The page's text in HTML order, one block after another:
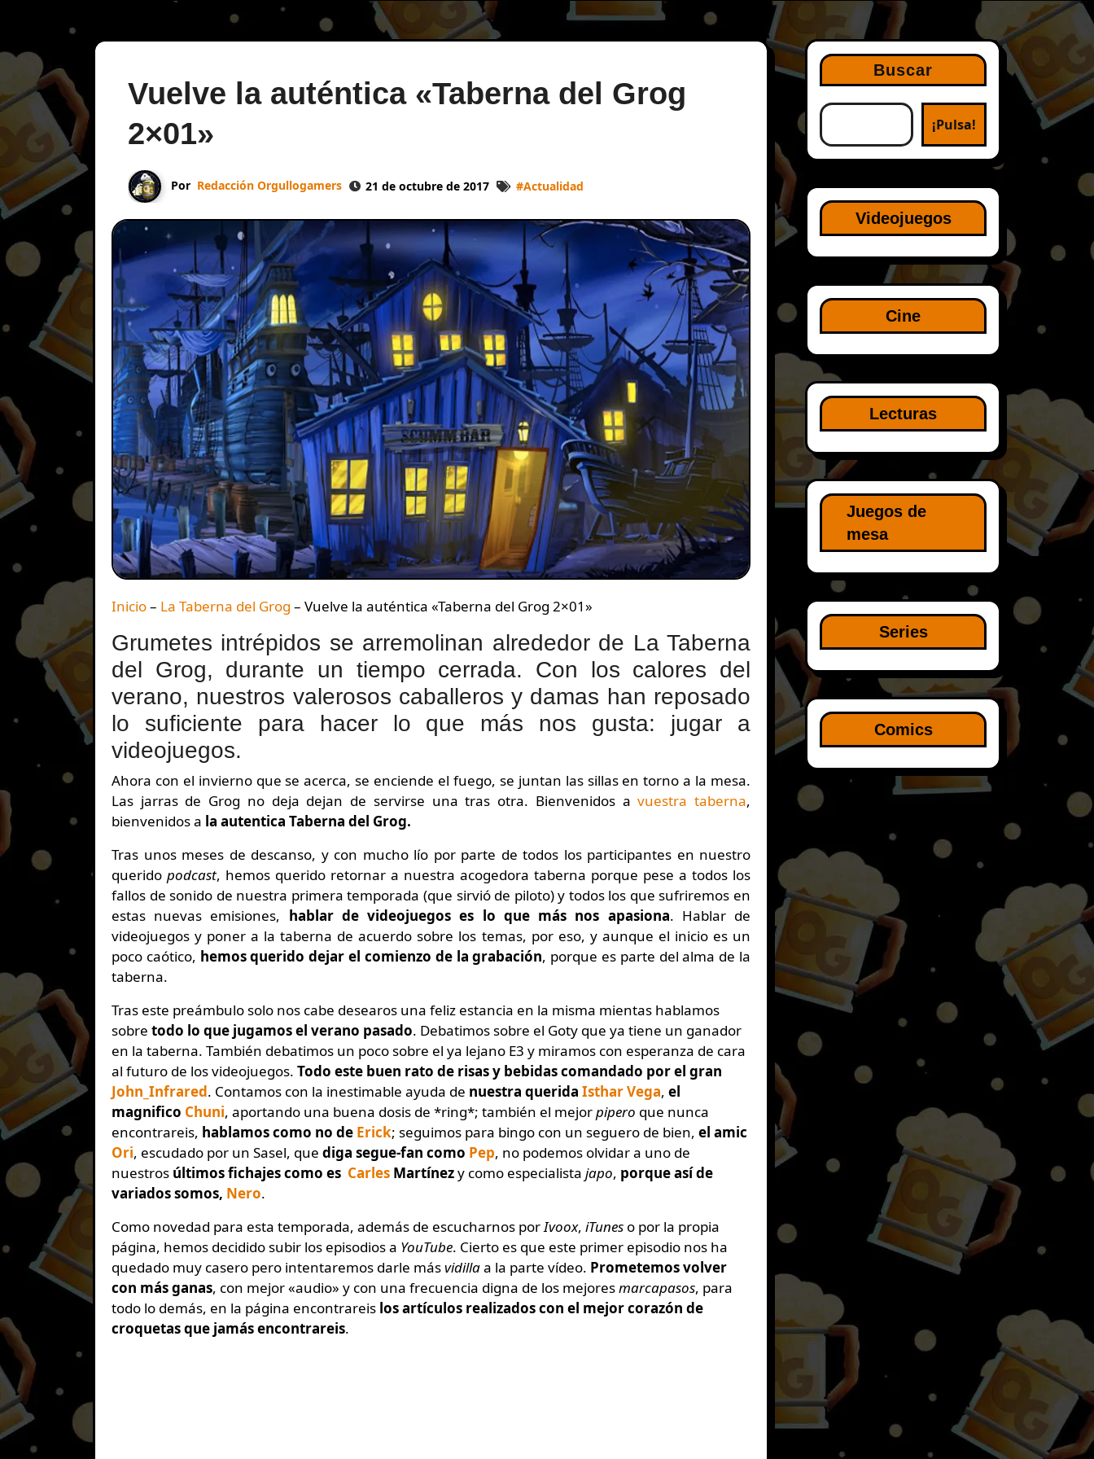
Vuelve la auténtica «Taberna del Grog
2×01»
Por Redacción Orgullogamers 21 de octubre de 2017 #Actualidad
Inicio– La Taberna del Grog – Vuelve la auténtica «Taberna del Grog 2×01»
Grumetes intrépidos se arremolinan alrededor de La Taberna
del Grog, durante un tiempo cerrada. Con los calores del
verano, nuestros valerosos caballeros y damas han reposado
lo suficiente para hacer lo que más nos gusta: jugar a
videojuegos.
Ahora con el invierno que se acerca, se enciende el fuego, se juntan las sillas en torno a la mesa.
Las jarras de Grog no deja dejan de servirse una tras otra. Bienvenidos avuestra taberna,
bienvenidos a la autentica Taberna del Grog.
Tras unos meses de descanso, y con mucho lío por parte de todos los participantes en nuestro
querido podcast, hemos querido retornar a nuestra acogedora taberna porque pese a todos los
fallos de sonido de nuestra primera temporada (que sirvió de piloto) y todos los que sufriremos en
estas nuevas emisiones, hablar de videojuegos es lo que más nos apasiona. Hablar de
videojuegos y poner a la taberna de acuerdo sobre los temas, por eso, y aunque el inicio es un
poco caótico, hemos querido dejar el comienzo de la grabación, porque es parte del alma de la
taberna.
Tras este preámbulo solo nos cabe desearos una feliz estancia en la misma mientas hablamos
sobre todo lo que jugamos el verano pasado. Debatimos sobre el Goty que ya tiene un ganador
en la taberna. También debatimos un poco sobre el ya lejano E3 y miramos con esperanza de cara
al futuro de los videojuegos. Todo este buen rato de risas y bebidas comandado por el gran
John_Infrared. Contamos con la inestimable ayuda de nuestra querida Isthar Vega, el
magnifico Chuni, aportando una buena dosis de *ring*; también el mejorpipero que nunca
encontrareis, hablamos como no de Erick; seguimos para bingo con un seguero de bien, el amic
Ori, escudado por un Sasel, que diga segue-fan como Pep, no podemos olvidar a uno de
nuestros últimos fichajes como es Carles Martínezy como especialista japo, porque así de
variados somos, Nero.
Como novedad para esta temporada, además de escucharnos porIvoox, iTunes o por la propia
página, hemos decidido subir los episodios a YouTube. Cierto es que este primer episodio nos ha
quedado muy casero pero intentaremos darle másvidillaa la parte vídeo. Prometemos volver
con más ganas, con mejor «audio» y con una frecuencia digna de los mejoresmarcapasos, para
todo lo demás, en la página encontrareis los artículos realizados con el mejor corazón de
croquetas que jamás encontrareis.
Buscar
¡Pulsa!
Videojuegos
Cine
Lecturas
Juegos de
mesa
Series
Comics